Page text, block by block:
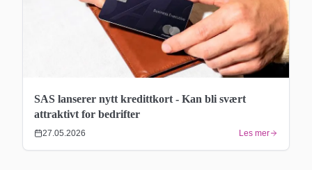
SAS lanserer nytt kredittkort - Kan bli svært
attraktivt for bedrifter
27.05.2026 Les mer